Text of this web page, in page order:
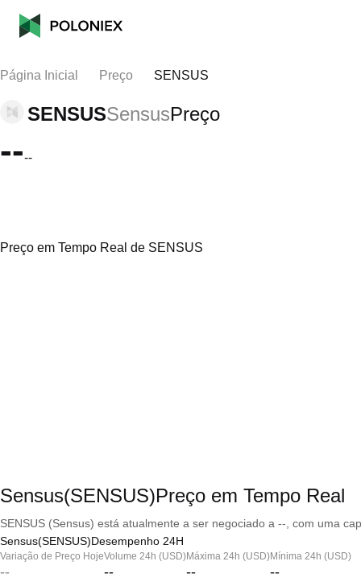
Página Inicial Preço SENSUS
SENSUSSensusPreço
----
Preço em Tempo Real de SENSUS
Sensus(SENSUS)Preço em Tempo Real
SENSUS (Sensus) está atualmente a ser negociado a --, com uma
Sensus(SENSUS)Desempenho 24H
Variação de Preço Hoje
--
Volume 24h (USD)
--
Máxima 24h (USD)
--
Mínima 24h (USD)
--